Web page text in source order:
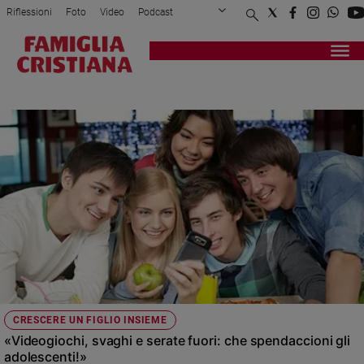
Attualità
Politica
Economia
Legalità
giustizia
Interviste
Papa
Papa
Riflessioni Foto Video Podcast
Privacy Policy Chi siamo
Registrati Redazione
CRESCERE UN FIGLIO INSIEME
«Videogiochi, svaghi e serate fuori: che spendaccioni gli
adolescenti!»